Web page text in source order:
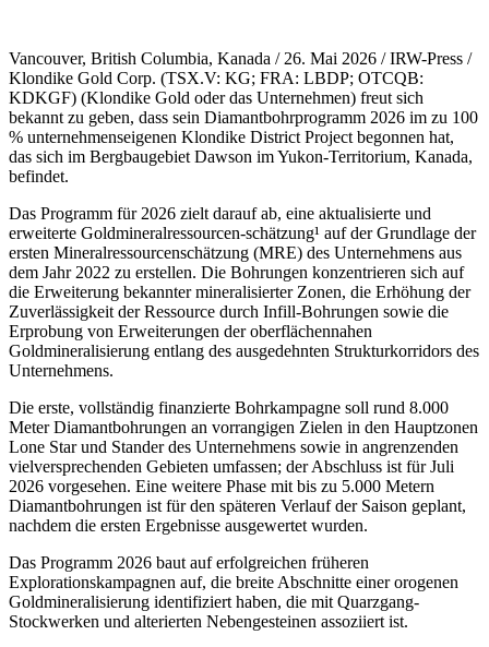
Vancouver, British Columbia, Kanada / 26. Mai 2026 / IRW-Press /
Klondike Gold Corp. (TSX.V: KG; FRA: LBDP; OTCQB:
KDKGF) (Klondike Gold oder das Unternehmen) freut sich
bekannt zu geben, dass sein Diamantbohrprogramm 2026 im zu 100
% unternehmenseigenen Klondike District Project begonnen hat,
das sich im Bergbaugebiet Dawson im Yukon-Territorium, Kanada,
befindet.
Das Programm für 2026 zielt darauf ab, eine aktualisierte und
erweiterte Goldmineralressourcen-schätzung¹ auf der Grundlage der
ersten Mineralressourcenschätzung (MRE) des Unternehmens aus
dem Jahr 2022 zu erstellen. Die Bohrungen konzentrieren sich auf
die Erweiterung bekannter mineralisierter Zonen, die Erhöhung der
Zuverlässigkeit der Ressource durch Infill-Bohrungen sowie die
Erprobung von Erweiterungen der oberflächennahen
Goldmineralisierung entlang des ausgedehnten Strukturkorridors des
Unternehmens.
Die erste, vollständig finanzierte Bohrkampagne soll rund 8.000
Meter Diamantbohrungen an vorrangigen Zielen in den Hauptzonen
Lone Star und Stander des Unternehmens sowie in angrenzenden
vielversprechenden Gebieten umfassen; der Abschluss ist für Juli
2026 vorgesehen. Eine weitere Phase mit bis zu 5.000 Metern
Diamantbohrungen ist für den späteren Verlauf der Saison geplant,
nachdem die ersten Ergebnisse ausgewertet wurden.
Das Programm 2026 baut auf erfolgreichen früheren
Explorationskampagnen auf, die breite Abschnitte einer orogenen
Goldmineralisierung identifiziert haben, die mit Quarzgang-
Stockwerken und alterierten Nebengesteinen assoziiert ist.